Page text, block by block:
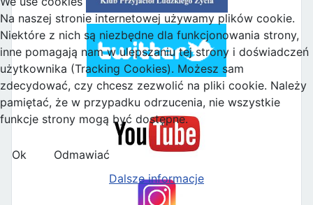
Na naszej stronie internetowej używamy plików cookie.
Niektóre z nich są niezbędne dla funkcjonowania strony,
inne pomagają nam w ulepszaniu tej strony i doświadczeń
użytkownika (Tracking Cookies). Możesz sam
zdecydować, czy chcesz zezwolić na pliki cookie. Należy
pamiętać, że w przypadku odrzucenia, nie wszystkie
funkcje strony mogą być dostępne.
Ok
Odmawiać
Dalsze informacje